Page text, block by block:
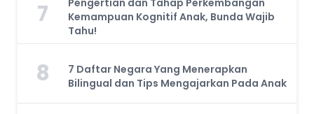
7
Kemampuan Kognitif Anak, Bunda Wajib
Tahu!
8
7 Daftar Negara Yang Menerapkan
Bilingual dan Tips Mengajarkan Pada Anak